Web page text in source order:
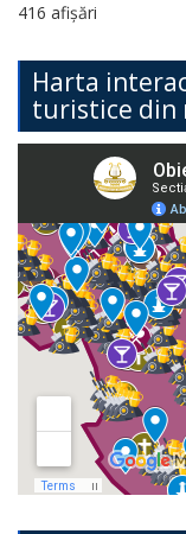
416 afișări
Harta
turistice din